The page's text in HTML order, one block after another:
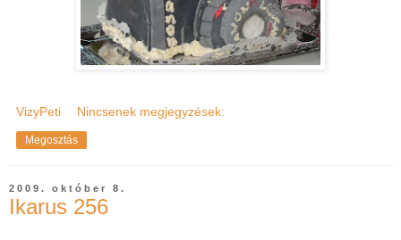
VizyPeti Nincsenek megjegyzések:
Megosztás
2009. október 8.
Ikarus 256